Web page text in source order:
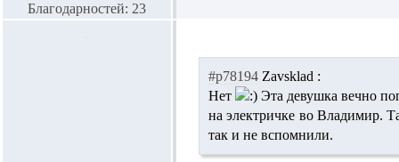
Благодарностей: 23
#p78194 Zavsklad :
Нет
Эта девушка вечно
на электричке во Владимир.
так и не вспомнили.